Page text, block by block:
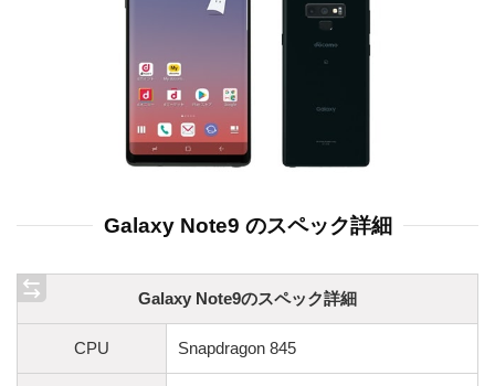
Galaxy Note9 のスペック詳細
Galaxy Note9のスペック詳細
CPU Snapdragon 845